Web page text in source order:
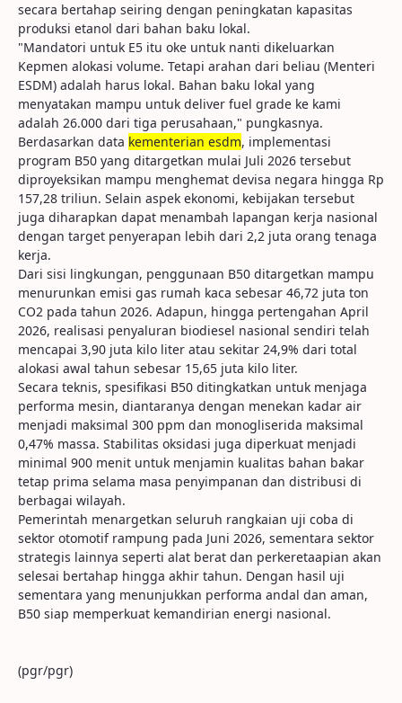
secara bertahap seiring dengan peningkatan kapasitas
produksi etanol dari bahan baku lokal.
"Mandatori untuk E5 itu oke untuk nanti dikeluarkan
Kepmen alokasi volume. Tetapi arahan dari beliau (Menteri
ESDM) adalah harus lokal. Bahan baku lokal yang
menyatakan mampu untuk deliver fuel grade ke kami
adalah 26.000 dari tiga perusahaan," pungkasnya.
Berdasarkan data kementerian esdm, implementasi
program B50 yang ditargetkan mulai Juli 2026 tersebut
diproyeksikan mampu menghemat devisa negara hingga Rp
157,28 triliun. Selain aspek ekonomi, kebijakan tersebut
juga diharapkan dapat menambah lapangan kerja nasional
dengan target penyerapan lebih dari 2,2 juta orang tenaga
kerja.
Dari sisi lingkungan, penggunaan B50 ditargetkan mampu
menurunkan emisi gas rumah kaca sebesar 46,72 juta ton
CO2 pada tahun 2026. Adapun, hingga pertengahan April
2026, realisasi penyaluran biodiesel nasional sendiri telah
mencapai 3,90 juta kilo liter atau sekitar 24,9% dari total
alokasi awal tahun sebesar 15,65 juta kilo liter.
Secara teknis, spesifikasi B50 ditingkatkan untuk menjaga
performa mesin, diantaranya dengan menekan kadar air
menjadi maksimal 300 ppm dan monogliserida maksimal
0,47% massa. Stabilitas oksidasi juga diperkuat menjadi
minimal 900 menit untuk menjamin kualitas bahan bakar
tetap prima selama masa penyimpanan dan distribusi di
berbagai wilayah.
Pemerintah menargetkan seluruh rangkaian uji coba di
sektor otomotif rampung pada Juni 2026, sementara sektor
strategis lainnya seperti alat berat dan perkeretaapian akan
selesai bertahap hingga akhir tahun. Dengan hasil uji
sementara yang menunjukkan performa andal dan aman,
B50 siap memperkuat kemandirian energi nasional.
(pgr/pgr)